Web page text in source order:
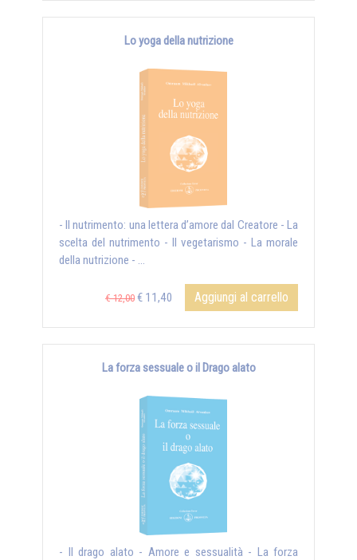
Lo yoga della nutrizione
- Il nutrimento: una lettera d’amore dal Creatore - La
scelta del nutrimento - Il vegetarismo - La morale
della nutrizione - ...
€ 12,00 € 11,40 Aggiungi al carrello
La forza sessuale o il Drago alato
- Il drago alato - Amore e sessualità - La forza